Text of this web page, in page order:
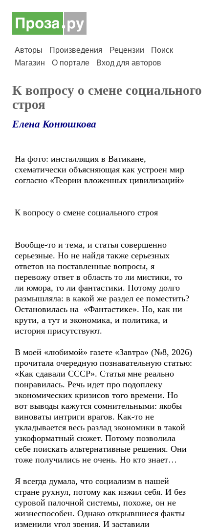
Авторы Произведения Рецензии
Поиск
Магазин
О портале Вход для авторов
К вопросу о смене социального
строя
Елена Конюшкова
На фото: инсталляция в Ватикане,
схематически объясняющая как устроен мир
согласно «Теории вложенных цивилизаций»
К вопросу о смене социального строя
Вообще-то и тема, и статья совершенно
серьезные. Но не найдя также серьезных
ответов на поставленные вопросы, я
перевожу ответ в область то ли мистики, то
ли юмора, то ли фантастики. Потому долго
размышляла: в какой же раздел ее поместить?
Остановилась на «Фантастике». Но, как ни
крути, а тут и экономика, и политика, и
история присутствуют.
В моей «любимой» газете «Завтра» (№8, 2026)
прочитала очередную познавательную статью:
«Как сдавали СССР». Статья мне реально
понравилась. Речь идет про подоплеку
экономических кризисов того времени. Но
вот выводы кажутся сомнительными: якобы
виноваты интриги врагов. Как-то не
укладывается весь разлад экономики в такой
узкоформатный сюжет. Потому позволила
себе поискать альтернативные решения. Они
тоже получились не очень. Но кто знает…
Я всегда думала, что социализм в нашей
стране рухнул, потому как изжил себя. И без
суровой палочной системы, похоже, он не
жизнеспособен. Однако открывшиеся факты
изменили угол зрения. И заставили